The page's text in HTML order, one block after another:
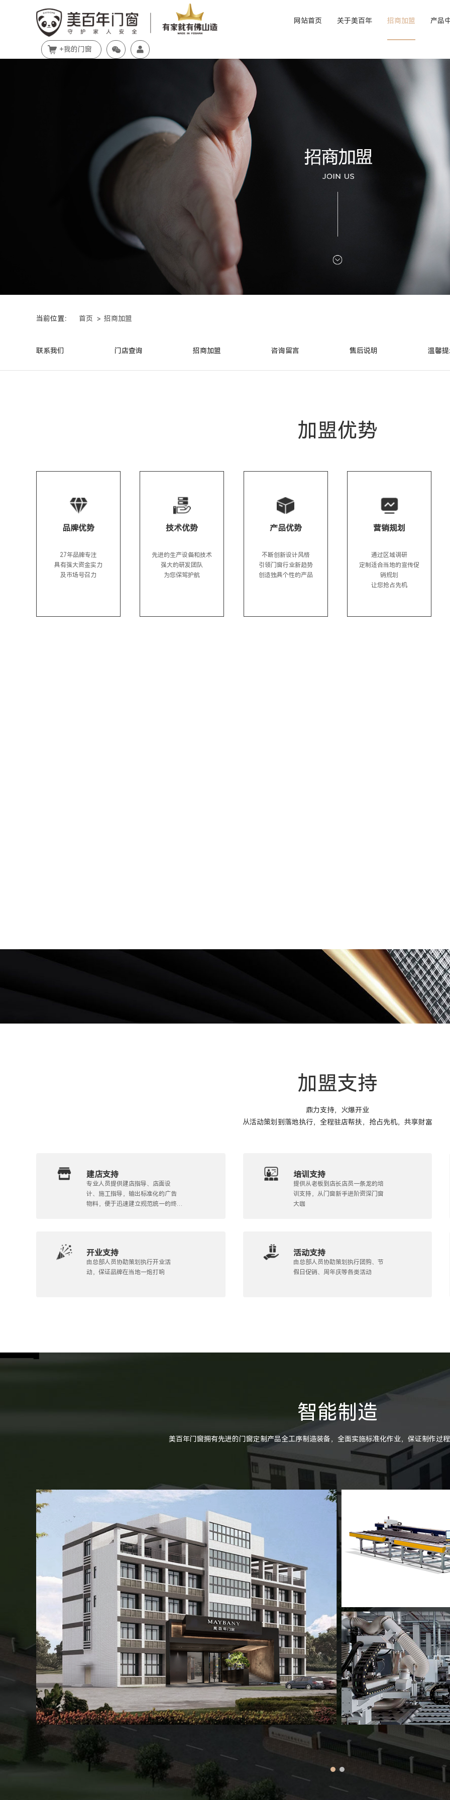
网站首页 关于美百年 招商加盟 产品
+我的门窗
当前位置： 首页 招商加盟
联系我们 门店查询 招商加盟 咨询留言 售后说明 温馨
加盟优势
品牌优势
27年品牌专注
具有强大资金实力
及市场号召力
技术优势
先进的生产设备和技术
强大的研发团队
为您保驾护航
产品优势
不断创新设计风格
引领门窗行业新趋势
创造独具个性的产品
营销规划
通过区域调研
定制适合当地的宣传促
销规划
让您抢占先机
加盟支持
鼎力支持，火爆开业
从活动策划到落地执行，全程驻店帮扶，抢占先机，共享财富
建店支持
专业人员提供建店指导、店面设
计、施工指导，输出标准化的广告
物料，便于迅速建立规范统一的终
培训支持
提供从老板到店长店员一条龙的培
训支持，从门窗新手进阶资深门窗
大咖
开业支持
由总部人员协助策划执行开业活
动，保证品牌在当地一炮打响
活动支持
由总部人员协助策划执行团购、节
假日促销、周年庆等各类活动
智能制造
美百年门窗拥有先进的门窗定制产品全工序制造装备，全面实施标准化作业，保证制作过